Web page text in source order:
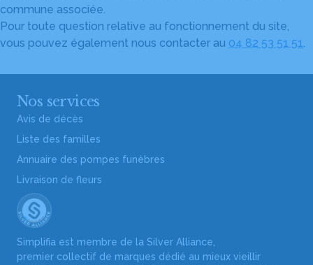
commune associée.
Pour toute question relative au fonctionnement du site,
vous pouvez également nous contacter au 04 82 53 51 51.
Nos services
Avis de décès
Liste des familles
Annuaire des pompes funèbres
Livraison de fleurs
Simplifia est membre de la Silver Alliance,
premier collectif de marques dédié au mieux vieillir